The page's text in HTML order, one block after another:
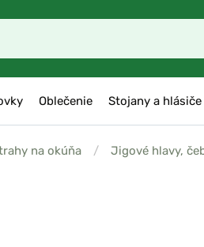
Oblečenie Stojany a hlásiče
na okúňa / Jigové hlavy,